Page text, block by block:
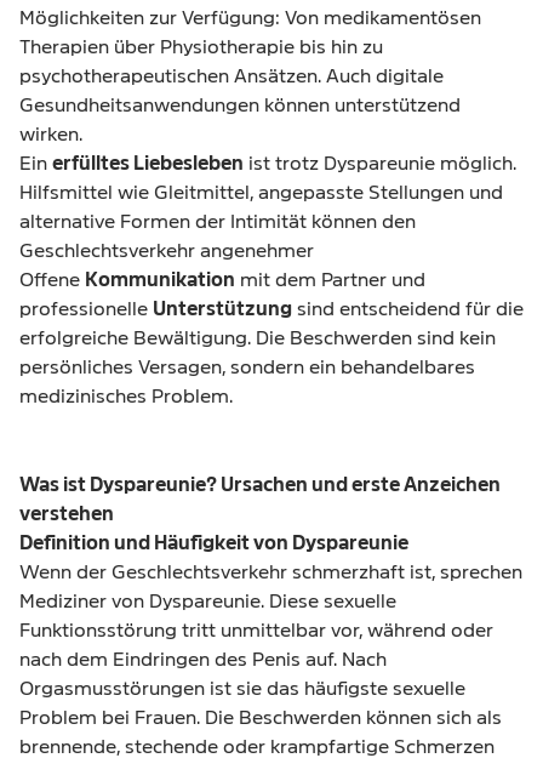
Möglichkeiten zur Verfügung: Von medikamentösen
Therapien über Physiotherapie bis hin zu
psychotherapeutischen Ansätzen. Auch digitale
Gesundheitsanwendungen können unterstützend
wirken.
Ein erfülltes Liebesleben ist trotz Dyspareunie möglich.
Hilfsmittel wie Gleitmittel, angepasste Stellungen und
alternative Formen der Intimität können den
Geschlechtsverkehr angenehmer
Offene Kommunikation mit dem Partner und
professionelle Unterstützung sind entscheidend für die
erfolgreiche Bewältigung. Die Beschwerden sind kein
persönliches Versagen, sondern ein behandelbares
medizinisches Problem.
Was ist Dyspareunie? Ursachen und erste Anzeichen
verstehen
Definition und Häufigkeit von Dyspareunie
Wenn der Geschlechtsverkehr schmerzhaft ist, sprechen
Mediziner von Dyspareunie. Diese sexuelle
Funktionsstörung tritt unmittelbar vor, während oder
nach dem Eindringen des Penis auf. Nach
Orgasmusstörungen ist sie das häufigste sexuelle
Problem bei Frauen. Die Beschwerden können sich als
brennende, stechende oder krampfartige Schmerzen